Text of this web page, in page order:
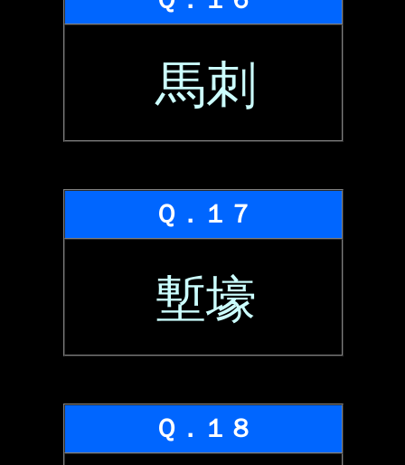
馬刺
Ｑ．１７
塹壕
Ｑ．１８